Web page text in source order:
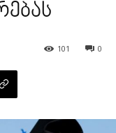
0
101